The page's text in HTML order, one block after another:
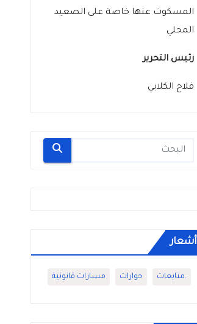
المسكوت عنها خاصة على الصعيد
المحلي
رئيس التحرير
فلاح الكلابي
أشعار
.متابعات حوارات مسارات قانونية